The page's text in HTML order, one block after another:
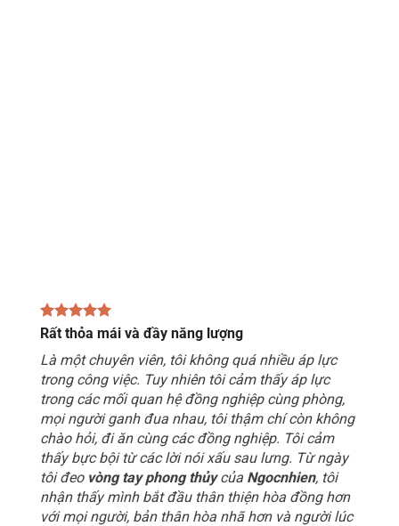
Rất thỏa mái và đầy năng lượng
Là một chuyên viên, tôi không quá nhiều áp lực
trong công việc. Tuy nhiên tôi cảm thấy áp lực
trong các mối quan hệ đồng nghiệp cùng phòng,
mọi người ganh đua nhau, tôi thậm chí còn không
chào hỏi, đi ăn cùng các đồng nghiệp. Tôi cảm
thấy bực bội từ các lời nói xấu sau lưng. Từ ngày
tôi đeo vòng tay phong thủycủa Ngocnhien, tôi
nhận thấy mình bắt đầu thân thiện hòa đồng hơn
với mọi người, bản thân hòa nhã hơn và người lúc